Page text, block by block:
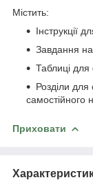
Містить:
Інструкції
Завдання на
Таблиці для
Розділи для
самостійного
Приховати